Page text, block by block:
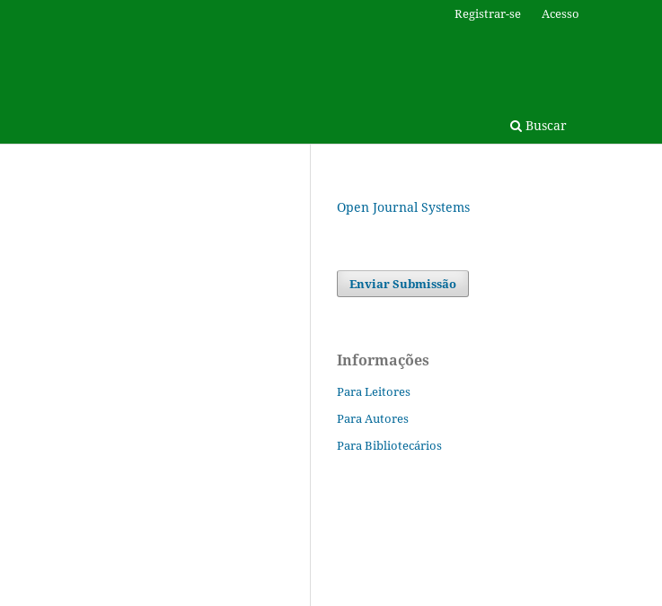
Buscar
Registrar-se Acesso
Open Journal Systems
Enviar Submissão
Informações
Para Leitores
Para Autores
Para Bibliotecários